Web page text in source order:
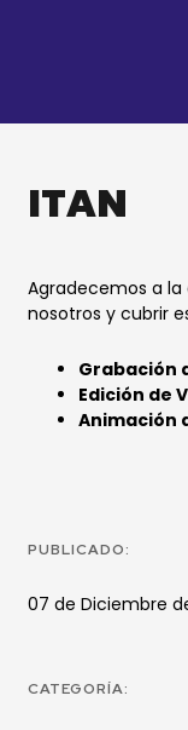
ITAN
Agradecemos a la
nosotros y cubrir
Grabación
Edición de
Animación
PUBLICADO:
07 de Diciembre
CATEGORÍA: